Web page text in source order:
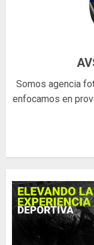
Somos agencia
enfocamos en